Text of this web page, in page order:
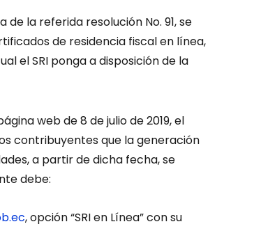
la referida resolución No. 91, se
de residencia fiscal en línea,
el SRI ponga a disposición de la
web de 8 de julio de 2019, el
contribuyentes que la generación
a partir de dicha fecha, se
debe:
, opción “SRI en Línea” con su